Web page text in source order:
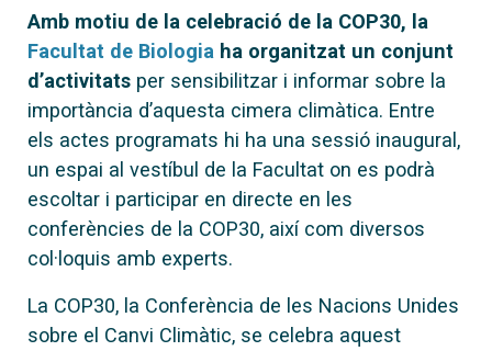
Amb motiu de la celebració de la COP30, la
Facultat de Biologia ha organitzat un conjunt
d’activitats per sensibilitzar i informar sobre la
importància d’aquesta cimera climàtica. Entre
els actes programats hi ha una sessió inaugural,
un espai al vestíbul de la Facultat on es podrà
escoltar i participar en directe en les
conferències de la COP30, així com diversos
col·loquis amb experts.
La COP30, la Conferència de les Nacions Unides
sobre el Canvi Climàtic, se celebra aquest